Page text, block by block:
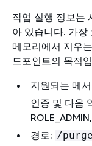
작업 실행 정보는
아 있습니다. 가장
메모리에서 지우
드포인트의 목적
지원되는 메
인증 및 다음
경로: /